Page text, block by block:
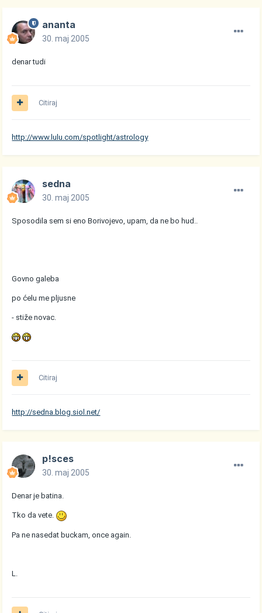
ananta
30. maj 2005
denar tudi
Citiraj
http://www.lulu.com/spotlight/astrology
sedna
30. maj 2005
Sposodila sem si eno Borivojevo, upam, da ne bo hud..
Govno galeba
po ćelu me pljusne
- stiže novac.
Citiraj
http://sedna.blog.siol.net/
p!sces
30. maj 2005
Denar je batina.
Tko da vete.
Pa ne nasedat buckam, once again.
L.